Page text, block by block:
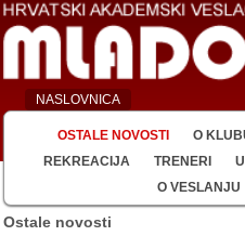
NASLOVNICA
OSTALE NOVOSTI O
REKREACIJA
TRENERI
O VESLANJU
Ostale novosti